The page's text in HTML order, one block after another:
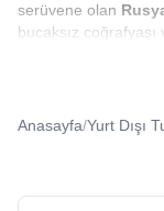
serüvene olan
bucaksız
şüphesiz Beyaz
Kuzey yarımkürenin
Anasayfa/Yurt Dışı